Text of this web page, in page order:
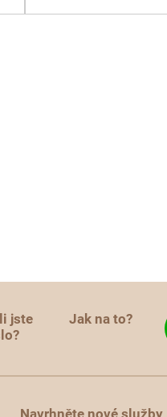
jste
Jak na to?
Navrhněte nové služby